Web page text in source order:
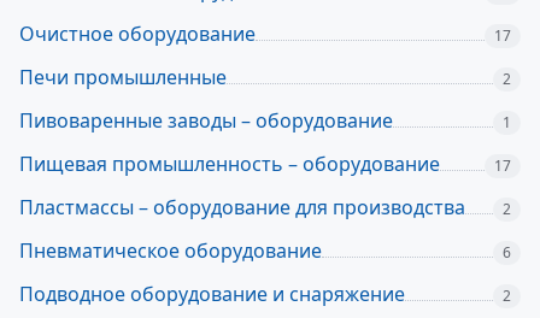
Очистное оборудование 17
Печи промышленные 2
Пивоваренные заводы – оборудование 1
Пищевая промышленность – оборудование 17
Пластмассы – оборудование для производства 2
Пневматическое оборудование 6
Подводное оборудование и снаряжение 2